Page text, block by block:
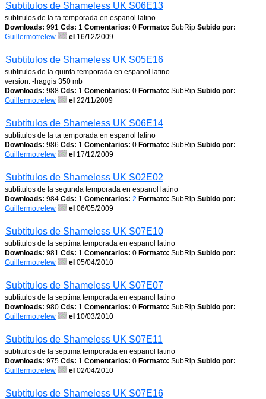
Subtitulos de Shameless UK S06E13
subtitulos de la ta temporada en espanol latino
Downloads: 991 Cds: 1 Comentarios: 0 Formato: SubRip Subido por:
Guillermotrelew
el 16/12/2009
Subtitulos de Shameless UK S05E16
subtitulos de la quinta temporada en espanol latino
version: -haggis 350 mb
Downloads: 988 Cds: 1 Comentarios: 0 Formato: SubRip Subido por:
Guillermotrelew
el 22/11/2009
Subtitulos de Shameless UK S06E14
subtitulos de la ta temporada en espanol latino
Downloads: 986 Cds: 1 Comentarios: 0 Formato: SubRip Subido por:
Guillermotrelew
el 17/12/2009
Subtitulos de Shameless UK S02E02
subtitulos de la segunda temporada en espanol latino
Downloads: 984 Cds: 1 Comentarios: 2 Formato: SubRip Subido por:
Guillermotrelew
el 06/05/2009
Subtitulos de Shameless UK S07E10
subtitulos de la septima temporada en espanol latino
Downloads: 981 Cds: 1 Comentarios: 0 Formato: SubRip Subido por:
Guillermotrelew
el 05/04/2010
Subtitulos de Shameless UK S07E07
subtitulos de la septima temporada en espanol latino
Downloads: 980 Cds: 1 Comentarios: 0 Formato: SubRip Subido por:
Guillermotrelew
el 10/03/2010
Subtitulos de Shameless UK S07E11
subtitulos de la septima temporada en espanol latino
Downloads: 975 Cds: 1 Comentarios: 0 Formato: SubRip Subido por:
Guillermotrelew
el 02/04/2010
Subtitulos de Shameless UK S07E16